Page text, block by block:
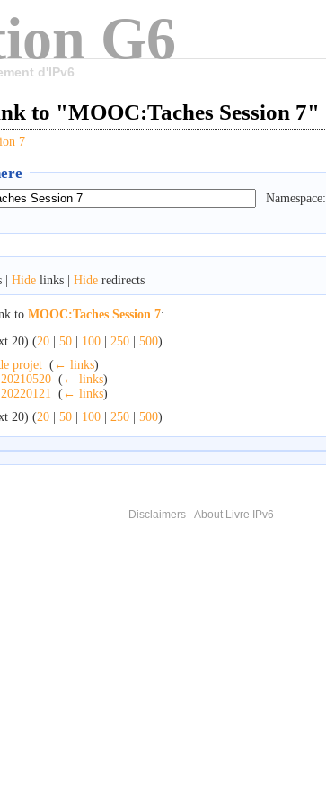
G6
d'IPv6
to "MOOC:Taches Session 7"
7
Namespace:
Hidelinks | Hideredirects
to MOOC:Taches Session 7:
20) (20 | 50 | 100 | 250 | 500)
projet ( ← links)
( ← links)
( ← links)
20) (20 | 50 | 100 | 250 | 500)
Disclaimers-About Livre IPv6